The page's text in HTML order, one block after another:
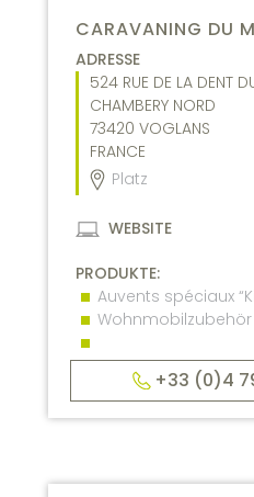
CARAVANING DU
ADRESSE
524 RUE DE LA DENT
CHAMBERY NORD
73420 VOGLANS
FRANCE
Platz
WEBSITE
PRODUKTE:
Auvents spéciaux
+33 (0)4